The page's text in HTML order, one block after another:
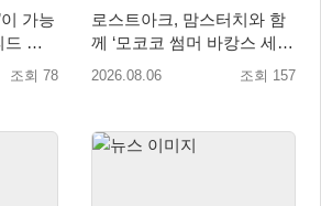
가능
약판
조회 78
로스트아크, 맘스터치와 함
께 ‘모코코 썸머 바캉스 세
트’ 출시
2026.08.06 조회 157